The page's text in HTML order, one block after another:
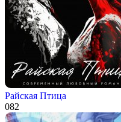
Райская Птица
082